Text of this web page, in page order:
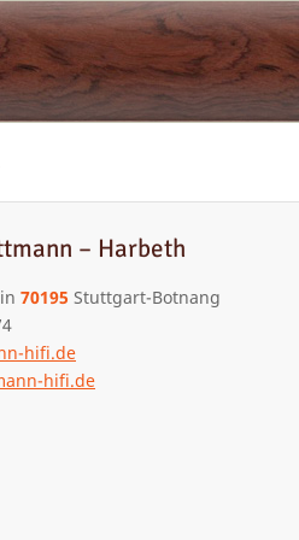
– Harbeth
70195 Stuttgart-Botnang
hifi.de
hifi.de